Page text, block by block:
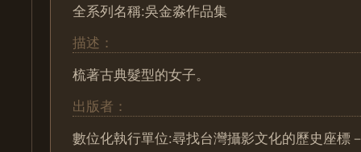
全系列名稱:吳金淼作品集
描述：
梳著古典髮型的女子。
出版者：
數位化執行單位:尋找台灣攝影文化的歷史座標